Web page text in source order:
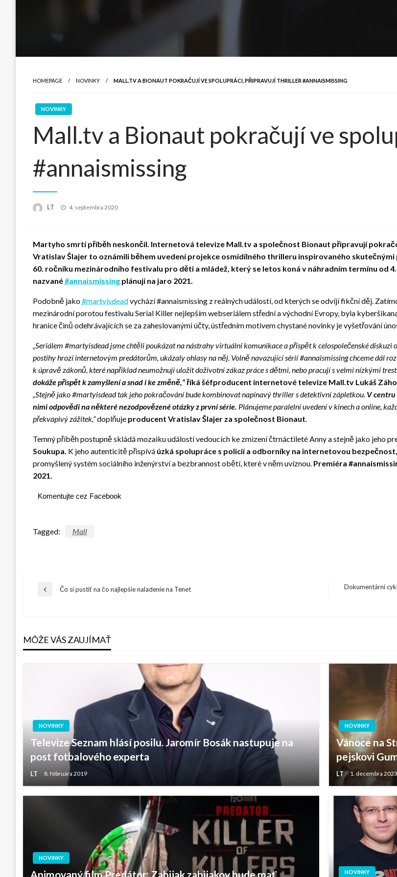
HOMEPAGE NOVINKY MALL.TV A BIONAUT POKRAČUJÍ VE SPOLUPRÁCI, PŘIPRAVUJÍ THRILLER #ANNAISMISSING
NOVINKY
Mall.tv a Bionaut pokračují ve
#annaismissing
LT
Posted
4. septembra 2020
Martyho smrtí příběh neskončil. Internetová televize Mall.tv a společnost Bionaut připravují
Vratislav Šlajer to oznámili během uvedení projekce osmidílného thrilleru inspirovaného
60. ročníku mezinárodního festivalu pro děti a mládež, který se letos koná v náhradním termínu od
nazvané#annaismissing plánují na jaro 2021.
Podobně jako#martyisdeadvychází #annaismissing z reálných událostí, od kterých se odvíjí fikční děj.
mezinárodní porotou festivalu Serial Killer nejlepším webseriálem střední a východní Evropy, byla
hranice činů odehrávajících se za zaheslovanými účty, ústředním motivem chystané novinky je vyšetřování
„Seriálem #martyisdead jsme chtěli poukázat na nástrahy virtuální komunikace a přispět k celospolečenské
postihy hrozí internetovým predátorům, ukázaly ohlasy na něj. Volně navazující sérií #annaismissing chceme dál
k úpravě zákonů, které například neumožnují uložit doživotní zákaz práce s dětmi, nebo pracují s velmi nízkými
dokáže přispět k zamyšlení a snad i ke změně,“říká šéfproducent internetové televize Mall.tv Lukáš
„Stejně jako #martyisdead tak jeho pokračování bude kombinovat napínavý thriller s detektivní zápletkou. V centru
nimi odpovědi na některé nezodpovězené otázky z první série. Plánujeme paralelní uvedení v kinech a online,
překvapivý zážitek,“doplňuje producent Vratislav Šlajer za společnost Bionaut.
Temný příběh postupně skládá mozaiku událostí vedoucích ke zmizení čtrnáctileté Anny a stejně jako jeho
Soukupa. K jeho autenticitě přispívá úzká spolupráce s policií a odborníky na internetovou bezpečnost,
promyšlený systém sociálního inženýrství a bezbrannost obětí, které v něm uvíznou. Premiéra
2021.
Komentujte cez Facebook
Tagged: Mall
Navigácia
článku
Previous
Čo si pustiť na čo najlepšie naladenie na Tenet
Dokumentární
MÔŽE VÁS ZAUJÍMAŤ
NOVINKY
Televize Seznam hlásí posilu. Jaromír Bosák nastupuje na
post fotbalového experta
LT 8. februára 2019
NOVINKY
Vánoce na
pejskovi
LT 1. decembra 2023
NOVINKY
Animovaný film Predátor: Zabijak zabijakov bude mať NOVINKY